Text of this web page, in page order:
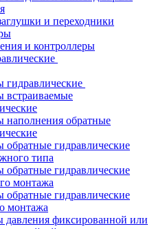
и переходники
и контроллеры
гидравлические
встраиваемые
наполнения обратные
обратные гидравлические
типа
обратные гидравлические
монтажа
обратные гидравлические
монтажа
давления фиксированной или